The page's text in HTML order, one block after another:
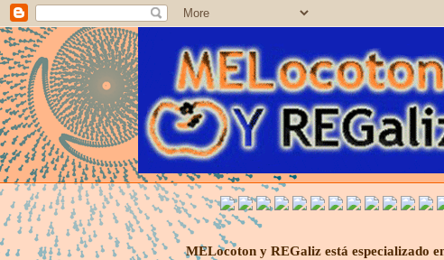
MELocoton y REGaliz está especializado